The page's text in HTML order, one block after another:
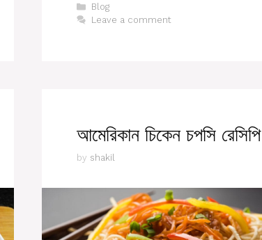
Categories
Blog
Leave a comment
আমেরিকান চিকেন চপসি রেসিপি
by shakil